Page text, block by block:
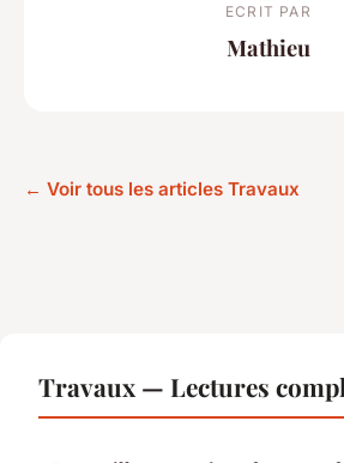
ECRIT PAR
Mathieu
← Voir tous les articles Travaux
Travaux — Lectures